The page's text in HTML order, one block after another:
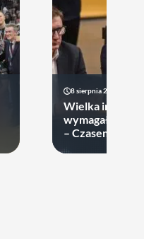
8 sierpnia 2026 19:22
Wielka impreza
wymagała
– Czasem